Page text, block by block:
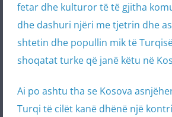
fetar dhe kulturor të të gjitha
dhe dashuri njëri me tjetrin dhe
shtetin dhe popullin mik të
shoqatat turke që janë këtu në
Ai po ashtu tha se Kosova
Turqi të cilët kanë dhënë një